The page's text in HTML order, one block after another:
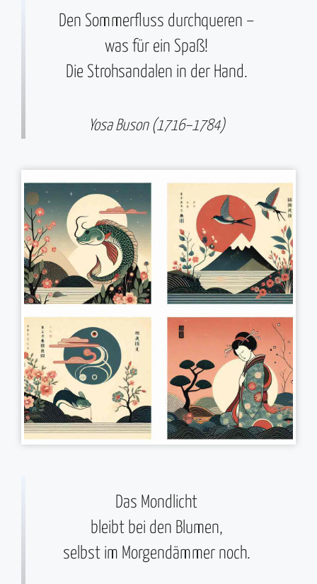
Den Sommerfluss durchqueren –
was für ein Spaß!
Die Strohsandalen in der Hand.
Yosa Buson (1716–1784)
Das Mondlicht
bleibt bei den Blumen,
selbst im Morgendämmer noch.